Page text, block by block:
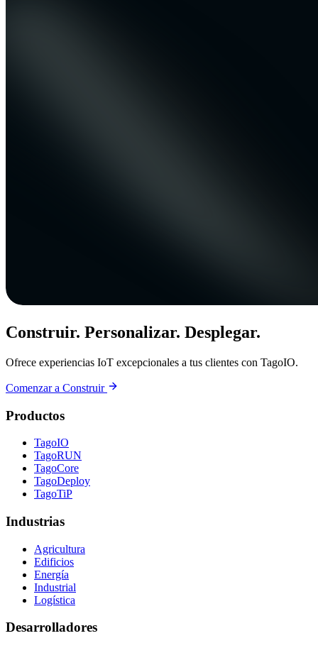
Construir. Personalizar. Desplegar.
Ofrece experiencias IoT excepcionales a tus clientes con TagoIO.
Comenzar a Construir
Productos
TagoIO
TagoRUN
TagoCore
TagoDeploy
TagoTiP
Industrias
Agricultura
Edificios
Energía
Industrial
Logística
Desarrolladores